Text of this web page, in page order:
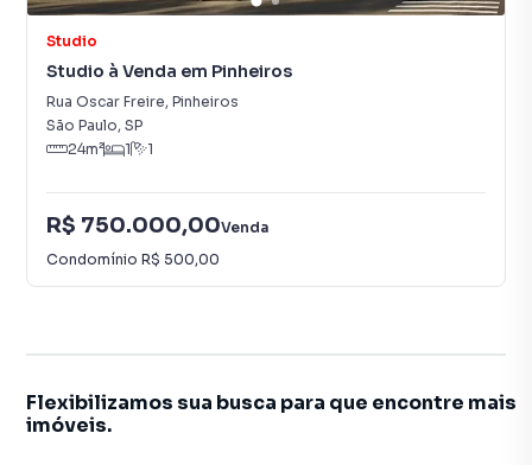
Studio
Studio à Venda em Pinheiros
Rua Oscar Freire, Pinheiros
São Paulo, SP
24m² 1 1
R$ 750.000,00Venda
Condomínio R$ 500,00
Flexibilizamos sua busca para que encontre mais
imóveis.